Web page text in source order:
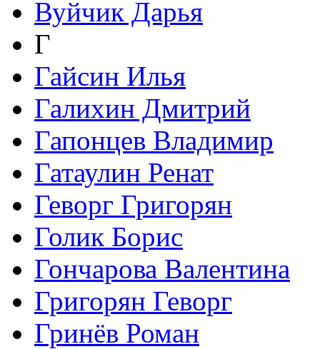
Вуйчик Дарья
Г
Гайсин Илья
Галихин Дмитрий
Гапонцев Владимир
Гатаулин Ренат
Геворг Григорян
Голик Борис
Гончарова Валентина
Григорян Геворг
Гринёв Роман